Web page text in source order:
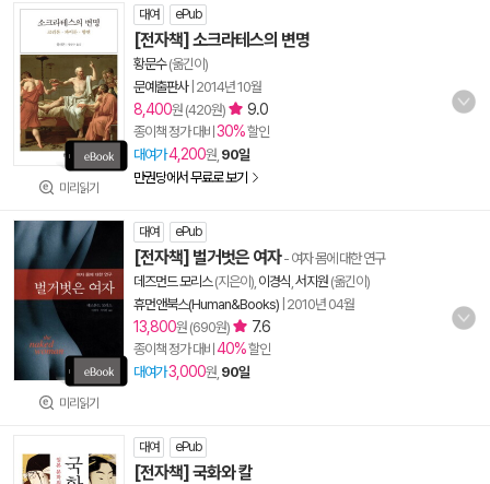
미리읽기
대여 ePub
[전자책] 소크라테스의 변명
황문수(옮긴이)
문예출판사| 2014년 10월
8,400원 (420원) 9.0
종이책 정가 대비 30%할인
대여가4,200원, 90일
만권당에서 무료로 보기
미리읽기
대여 ePub
[전자책] 벌거벗은 여자- 여자 몸에 대한 연구
데즈먼드 모리스(지은이), 이경식 서지원 (옮긴이)
휴먼앤북스(Human&Books) 2010년 04월
13,800원 (690원) 7.6
종이책 정가 대비 40%할인
대여가3,000원, 90일
대여 ePub
[전자책] 국화와 칼